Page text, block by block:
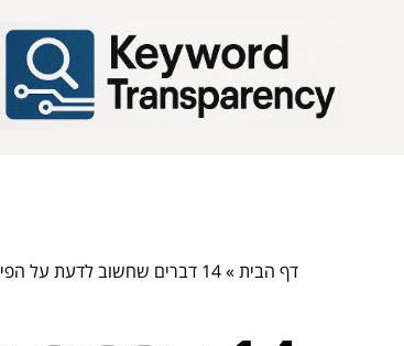
דף הבית»14 דברים שחשוב לדעת על הפיכת אתר לאפליקציה